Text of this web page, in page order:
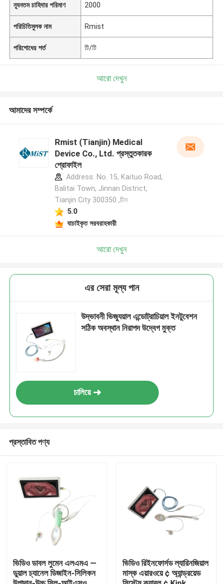
ন্যূনতম চাহিদার পরিমাণ 2000
পরিচিতিমুলক নাম Rmist
পরিশোধের শর্ত টি/টি
আরো দেখুন
আমাদের সম্পর্কে
Rmist (Tianjin) Medical
Device Co., Ltd. প্রস্তুতকারক
প্রোফাইল
Address: No. 15, Kaituo Road,
Balitai Town, Jinnan District,
Tianjin City 300350 ,চীন
5.0
যাচাইকৃত সরবরাহকারী
আরো দেখুন
এর সেরা মূল্য পান
উদ্ভাবনী ভিজ্যুয়াল এন্ডোট্রাচিয়াল ইনটুবেশন
সঠিক অবস্থান নিরাপদ উদ্বেগ মুক্ত
চালিয়ে
প্রস্তাবিত পণ্য
ভিডিও ডাবল লুমেন এলএমএ —
ডুয়াল চ্যানেল ডিজাইন-সিলিকন
ভিডিও রিইনফোর্সড ল্যারিনজিয়াল
মাস্ক এয়ারওয়ে ¢ অ্যান্ড্রয়েড